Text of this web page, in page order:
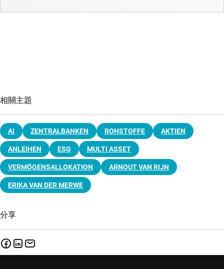
相關主題
AI ZENTRALBANKEN ROHSTOFFE AKTIEN
ANLEIHEN ESG MULTI ASSET
VERMÖGENSALLOKATION ARNOUT VAN RIJN
ERIKA VAN DER MERWE
分享